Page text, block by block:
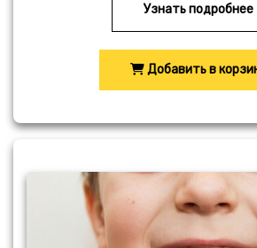
Узнать подробнее
Добавить в